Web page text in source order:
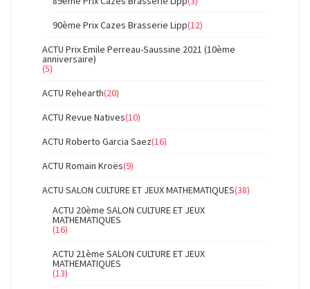
90ème Prix Cazes Brasserie Lipp(12)
ACTU Prix Emile Perreau-Saussine 2021 (10ème
anniversaire)
(5)
ACTU Rehearth(20)
ACTU Revue Natives(10)
ACTU Roberto Garcia Saez(16)
ACTU Romain Kroës(9)
ACTU SALON CULTURE ET JEUX MATHEMATIQUES(38)
ACTU 20ème SALON CULTURE ET JEUX
MATHEMATIQUES
(16)
ACTU 21ème SALON CULTURE ET JEUX
MATHEMATIQUES
(13)